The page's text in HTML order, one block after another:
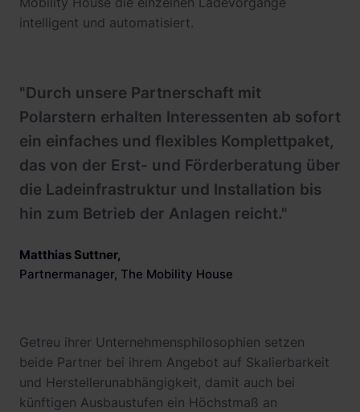
intelligent und automatisiert.
"Durch unsere Partnerschaft mit
Polarstern erhalten Interessenten ab sofort
ein einfaches und flexibles Komplettpaket,
das von der Erst- und Förderberatung über
die Ladeinfrastruktur und Installation bis
hin zum Betrieb der Anlagen reicht."
Matthias Suttner,
Partnermanager, The Mobility House
Getreu ihrer Unternehmensphilosophien setzen
beide Partner bei ihrem Angebot auf Skalierbarkeit
und Herstellerunabhängigkeit, damit auch bei
künftigen Ausbaustufen ein Höchstmaß an